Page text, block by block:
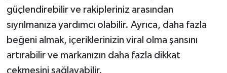
güçlendirebilir ve rakipleriniz arasından
sıyrılmanıza yardımcı olabilir. Ayrıca, daha fazla
beğeni almak, içeriklerinizin viral olma şansını
artırabilir ve markanızın daha fazla dikkat
çekmesini sağlayabilir.